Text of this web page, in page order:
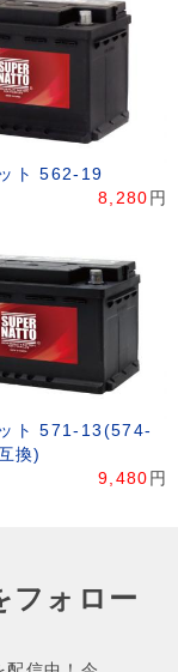
ト 562-19
8,280 円
ト 571-13(574-
換)
9,480 円
フォロー